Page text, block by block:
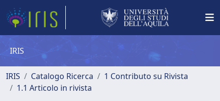
IRIS
IRIS Catalogo Ricerca
1 Contributo su Rivista
1.1 Articolo in rivista